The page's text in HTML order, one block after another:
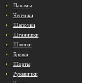
Панамы
Чепчики
Шапочки
Штанишки
Шляпки
Брюки
Шорты
Рукавички